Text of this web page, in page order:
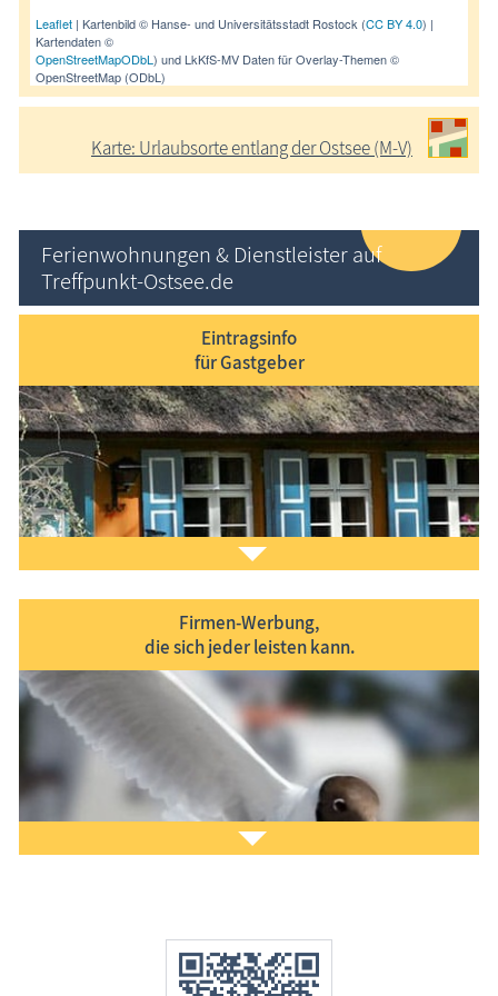
Leaflet | Kartenbild © Hanse- und Universitätsstadt Rostock (CC BY 4.0) |
Kartendaten ©
OpenStreetMapODbL) und LkKfS-MV Daten für Overlay-Themen ©
OpenStreetMap (ODbL)
Karte: Urlaubsorte entlang der Ostsee (M-V)
Ferienwohnungen & Dienstleister auf
Treffpunkt-Ostsee.de
Eintragsinfo
für Gastgeber
Sie möchtenIhr Ferien­objektim Informa­tions­
system www.Treffpunkt-Ostsee.de präsentieren?
Gern helfen wir Ihnen dabei. Nehmen Sie
Firmen-Werbung,
die sich jeder leisten kann.